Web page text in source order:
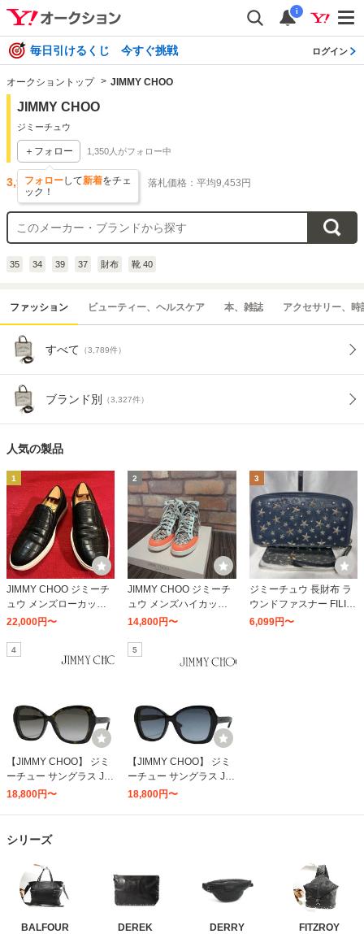
i
毎日引けるくじ 今すぐ挑戦 ログイン
オークショントップ JIMMY CHOO
JIMMY CHOO
ジミーチュウ
＋フォロー
フォローして新着をチェ
ック！
1,350 人がフォロー中
3,922件出品されています 落札価格：平均9,453円
35 34 39 37 財布 靴 40
ファッション ビューティー、ヘルスケア 本、雑誌 アクセサリー、時
すべて （3,789件）
ブランド別 （3,327件）
人気の製品
1
JIMMY CHOO ジミーチ
ュウ メンズローカット
スニーカー CASH （キ
ラック/2018秋冬新作
22,000円〜
2
JIMMY CHOO ジミーチ
ュウ メンズハイカット
スニーカー ARGYLE
rx ホワイト
14,800円〜
3
ジミーチュウ 長財布 ラ
ウンドファスナー FILIP
A LTR フィリパ 星型 ス
6,099円〜
4
【JIMMY CHOO】 ジミ
ーチュー サングラス JO
DY/F/S 086 ダークハバ
18,800円〜
5
【JIMMY CHOO】 ジミ
ーチュー サングラス JO
DY/F/S 807 ブラック ア
18,800円〜
シリーズ
BALFOUR DEREK DERRY FITZROY